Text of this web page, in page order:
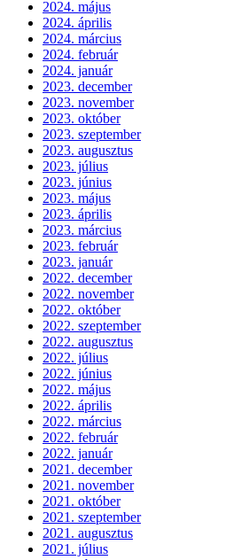
2024. május
2024. április
2024. március
2024. február
2024. január
2023. december
2023. november
2023. október
2023. szeptember
2023. augusztus
2023. július
2023. június
2023. május
2023. április
2023. március
2023. február
2023. január
2022. december
2022. november
2022. október
2022. szeptember
2022. augusztus
2022. július
2022. június
2022. május
2022. április
2022. március
2022. február
2022. január
2021. december
2021. november
2021. október
2021. szeptember
2021. augusztus
2021. július